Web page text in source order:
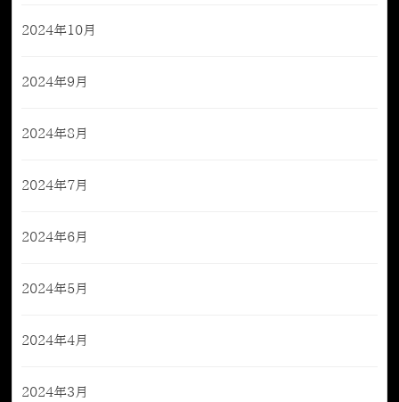
2024年10月
2024年9月
2024年8月
2024年7月
2024年6月
2024年5月
2024年4月
2024年3月